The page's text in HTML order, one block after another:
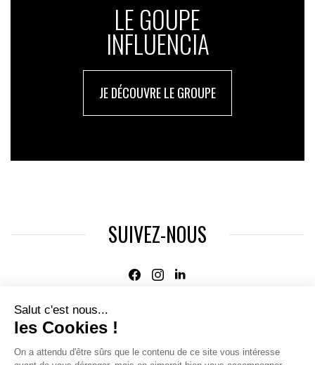
LE GOUPE
INFLUENCIA
JE DÉCOUVRE LE GROUPE
SUIVEZ-NOUS